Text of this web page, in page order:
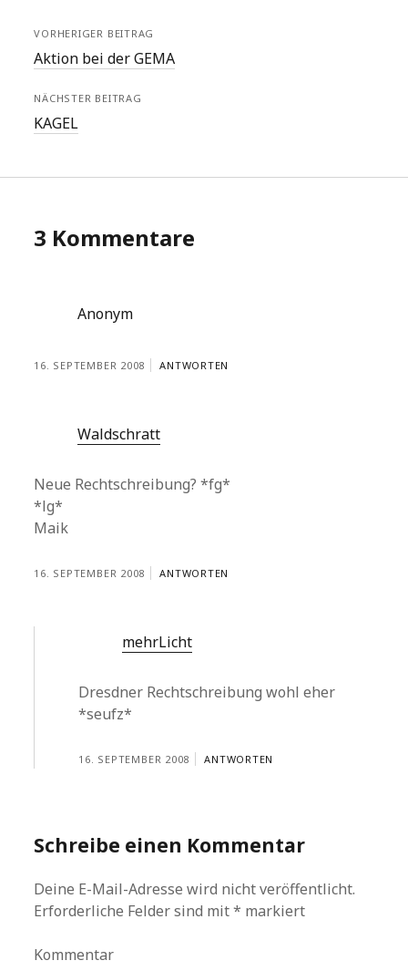
VORHERIGER BEITRAG
Aktion bei der GEMA
NÄCHSTER BEITRAG
KAGEL
3 Kommentare
Anonym
16. SEPTEMBER 2008 ANTWORTEN
Waldschratt
Neue Rechtschreibung? *fg*
*lg*
Maik
16. SEPTEMBER 2008 ANTWORTEN
mehrLicht
Dresdner Rechtschreibung wohl eher
*seufz*
16. SEPTEMBER 2008 ANTWORTEN
Schreibe einen Kommentar
Deine E-Mail-Adresse wird nicht veröffentlicht.
Erforderliche Felder sind mit* markiert
Kommentar